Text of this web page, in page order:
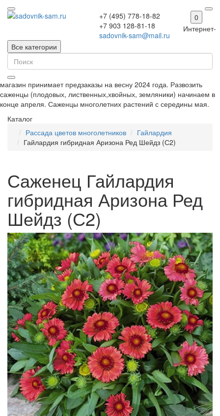
+7 (495) 778-18-82
+7 903 128-81-18
sadovnik-sam@mail.ru
0
Все категории
Интернет-
магазин принимает предзаказы на весну 2024 года. Развозить
саженцы (плодовых, лиственных,хвойных, земляники) начинаем в
конце апреля. Саженцы многолетних растений с середины мая.
Каталог
Рассада цветов многолетников
Гайлардия
Гайлардия гибридная Аризона Ред Шейдз (С2)
Саженец Гайлардия
гибридная Аризона Ред
Шейдз (С2)